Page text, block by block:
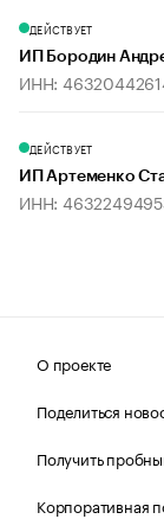
ДЕЙСТВУЕТ
ИП Бородин
ИНН:
ДЕЙСТВУЕТ
ИП Артеменко
ИНН:
О проекте
Поделиться
Получить
Корпоративная